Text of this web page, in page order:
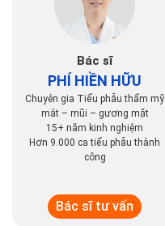
Bác sĩ
PHÍ HIỀN HỮU
Chuyên gia Tiểu phẫu thẩm mỹ
mắt – mũi – gương mặt
15+ năm kinh nghiệm
Hơn 9.000 ca tiểu phẫu thành
công
Bác sĩ tư vấn